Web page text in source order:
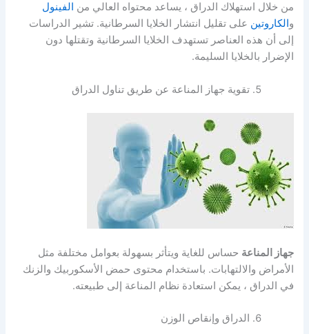
من خلال استهلاك الدراق ، يساعد محتواه العالي من الفينول
و الكاروتين على تقليل انتشار الخلايا السرطانية. تشير الدراسات
إلى أن هذه العناصر تستهدف الخلايا السرطانية وتقتلها دون
الإضرار بالخلايا السليمة.
تقوية جهاز المناعة عن طريق تناول الدراق
جهاز المناعة حساس للغاية ويتأثر بسهولة بعوامل مختلفة مثل
الأمراض والالتهابات. باستخدام محتوى حمض الأسكوربيك والزنك
في الدراق ، يمكن استعادة نظام المناعة إلى طبيعته.
الدراق وإنقاص الوزن